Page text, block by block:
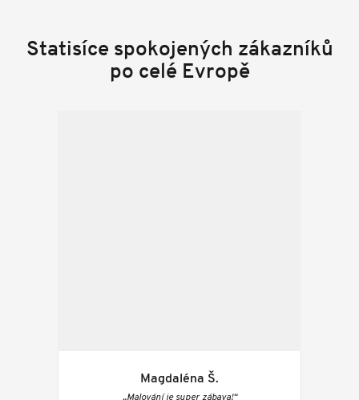
Statisíce spokojených zákazníků
po celé Evropě
Magdaléna Š.
„Malování je super zábava!“